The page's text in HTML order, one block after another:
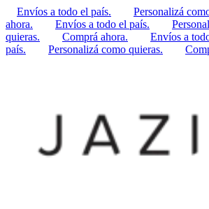
Envíos a todo el país. Personalizá
ahora.
Envíos a todo el país.
quieras.
Comprá ahora.
Envíos a
país.
Personalizá como quieras.